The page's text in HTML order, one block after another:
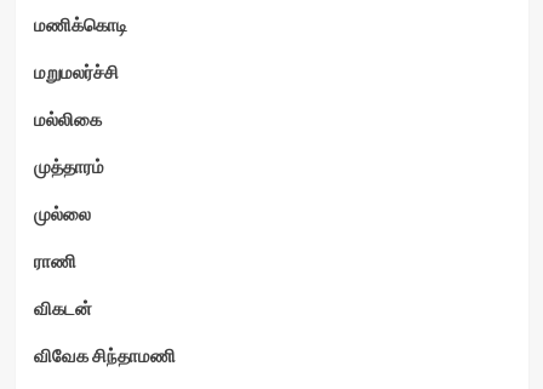
மணிக்கொடி
மறுமலர்ச்சி
மல்லிகை
முத்தாரம்
முல்லை
ராணி
விகடன்
விவேக சிந்தாமணி